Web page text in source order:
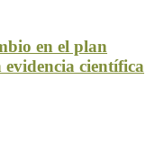
en el plan
evidencia científica